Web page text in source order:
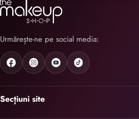
Urmărește-ne pe social media:
Secțiuni site